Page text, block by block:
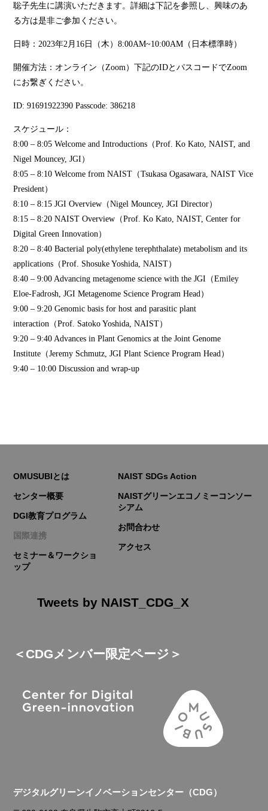
聡子先生に講演いただきます。詳細は下記を参照し、興味のあ
る方は是非ご参加ください。
日時：2023年2月16日（木）8:00AM~10:00AM（日本標準時）
開催方法：オンライン（Zoom）下記のIDとパスコードでZoom
にお繋ぎください。
ID: 91691922390 Passcode: 386218
スケジュール：
8:00 – 8:05 Welcome and Introductions（Prof. Ko Kato, NAIST, and
Nigel Mouncey, JGI）
8:05 – 8:10 Welcome from NAIST（Tsukasa Ogasawara, NAIST Vice
President）
8:10 – 8:15 JGI Overview（Nigel Mouncey, JGI Director）
8:15 – 8:20 NAIST Overview（Prof. Ko Kato, NAIST, Center for
Digital Green Innovation）
8:20 – 8:40 Bacterial poly(ethylene terephthalate) metabolism and its
applications（Prof. Shosuke Yoshida, NAIST）
8:40 – 9:00 Advancing metagenome science with the JGI（Emiley
Eloe-Fadrosh, JGI Metagenome Science Program Head）
9:00 – 9:20 Genomic basis for host and parasitic plant
interaction（Prof. Satoko Yoshida, NAIST）
9:20 – 9:40 Advances in Plant Genomics at the Joint Genome
Institute（Jeremy Schmutz, JGI Plant Science Program Head）
9:40 – 10:00 Discussion and wrap-up
OMUSUBIとは
センター概要
DGI教育プログラム
国際連携
セミナー＆ワークショ
ップ
NAIST SDGs Action
NAISTグリーンエコノミーコンソー
シアム
お問合わせ
アクセス
Tweets by NAIST_CDG_X
＜CDGメンバー限定ページ＞
デジタルグリーンイノベーションセンター（CDG）